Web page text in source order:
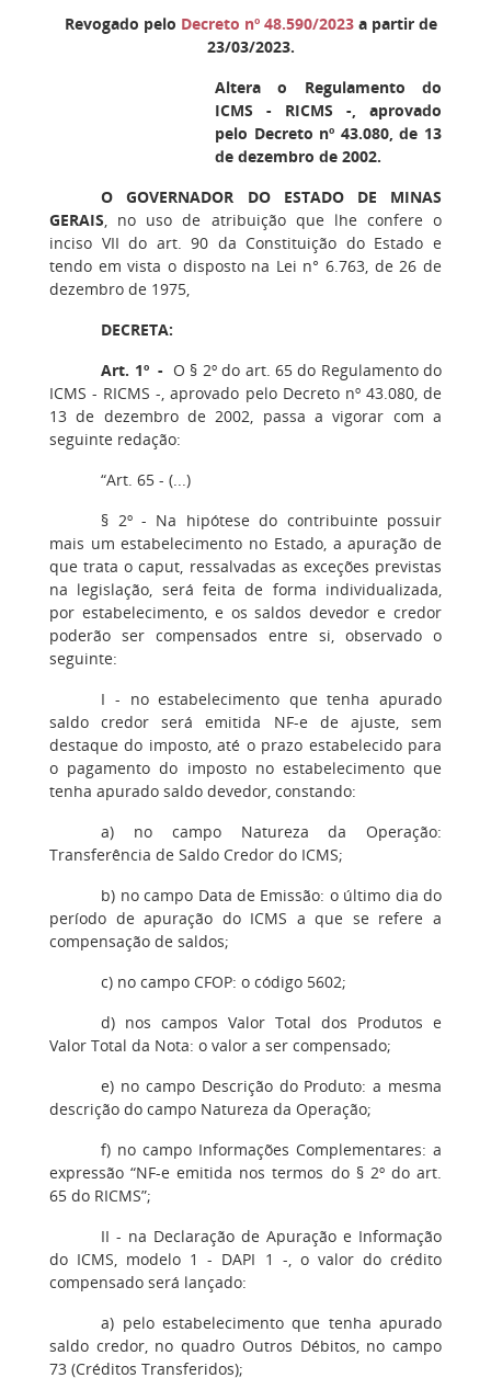
Revogado pelo Decreto nº 48.590/2023a partir de
23/03/2023.
Altera o Regulamento do
ICMS - RICMS -, aprovado
pelo Decreto nº 43.080, de 13
de dezembro de 2002.
O GOVERNADOR DO ESTADO DE MINAS
GERAIS, no uso de atribuição que lhe confere o
inciso VII do art. 90 da Constituição do Estado e
tendo em vista o disposto na Lei n° 6.763, de 26 de
dezembro de 1975,
DECRETA:
Art. 1º - O § 2º do art. 65 do Regulamento do
ICMS - RICMS -, aprovado pelo Decreto nº 43.080, de
13 de dezembro de 2002, passa a vigorar com a
seguinte redação:
“Art. 65 - (...)
§ 2º - Na hipótese do contribuinte possuir
mais um estabelecimento no Estado, a apuração de
que trata o caput, ressalvadas as exceções previstas
na legislação, será feita de forma individualizada,
por estabelecimento, e os saldos devedor e credor
poderão ser compensados entre si, observado o
seguinte:
I - no estabelecimento que tenha apurado
saldo credor será emitida NF-e de ajuste, sem
destaque do imposto, até o prazo estabelecido para
o pagamento do imposto no estabelecimento que
tenha apurado saldo devedor, constando:
a) no campo Natureza da Operação:
Transferência de Saldo Credor do ICMS;
b) no campo Data de Emissão: o último dia do
período de apuração do ICMS a que se refere a
compensação de saldos;
c) no campo CFOP: o código 5602;
d) nos campos Valor Total dos Produtos e
Valor Total da Nota: o valor a ser compensado;
e) no campo Descrição do Produto: a mesma
descrição do campo Natureza da Operação;
f) no campo Informações Complementares: a
expressão “NF-e emitida nos termos do § 2º do art.
65 do RICMS”;
II - na Declaração de Apuração e Informação
do ICMS, modelo 1 - DAPI 1 -, o valor do crédito
compensado será lançado:
a) pelo estabelecimento que tenha apurado
saldo credor, no quadro Outros Débitos, no campo
73 (Créditos Transferidos);